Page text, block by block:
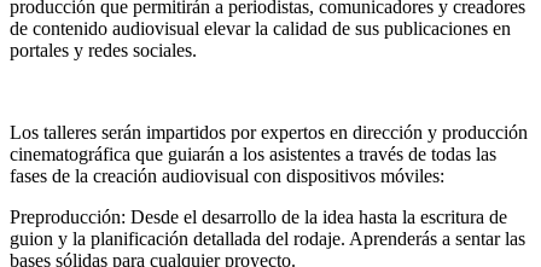
producción que permitirán a periodistas, comunicadores y creadores
de contenido audiovisual elevar la calidad de sus publicaciones en
portales y redes sociales.
Los talleres serán impartidos por expertos en dirección y producción
cinematográfica que guiarán a los asistentes a través de todas las
fases de la creación audiovisual con dispositivos móviles:
Preproducción: Desde el desarrollo de la idea hasta la escritura de
guion y la planificación detallada del rodaje. Aprenderás a sentar las
bases sólidas para cualquier proyecto.